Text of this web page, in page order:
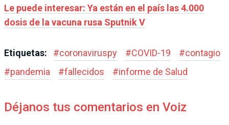
Le puede interesar: Ya están en el país las 4.000
dosis de la vacuna rusa Sputnik V
Etiquetas: #coronaviruspy #COVID-19 #contagio
#pandemia #fallecidos #informe de Salud
Déjanos tus comentarios en Voiz